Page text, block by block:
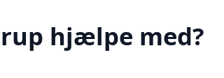
hjælpe med?